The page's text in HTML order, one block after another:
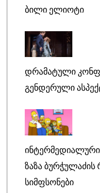
ᲑᲘᲚᲘ ᲔᲚᲘᲝᲢᲘ
ᲓᲠᲐᲛᲐᲢᲣᲚᲘ
ᲒᲔᲜᲓᲔᲠᲣᲚᲘ
ᲖᲐᲖᲐ ᲑᲣᲠᲭᲣᲚᲐᲫᲘᲡ
ᲡᲘᲛᲤᲡᲝᲜᲔᲑᲘ